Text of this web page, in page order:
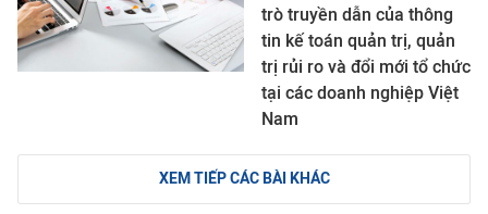
trò truyền dẫn của thông
tin kế toán quản trị, quản
trị rủi ro và đổi mới tổ chức
tại các doanh nghiệp Việt
Nam
XEM TIẾP CÁC BÀI KHÁC